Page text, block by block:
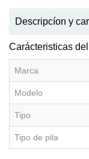
Descripcíon y
Carácteristicas
Marca
Modelo
Tipo
Tipo de pila